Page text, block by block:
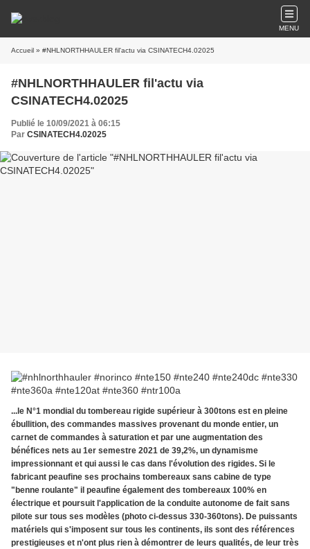
MENU
Accueil » #NHLNORTHHAULER fil'actu via CSINATECH4.02025
#NHLNORTHHAULER fil'actu via
CSINATECH4.02025
Publié le 10/09/2021 à 06:15
Par CSINATECH4.02025
...le N°1 mondial du tombereau rigide supérieur à 300tons est en pleine
ébullition, des commandes massives provenant du monde entier, un
carnet de commandes à saturation et par une augmentation des
bénéfices nets au 1er semestre 2021 de 39,2%, un dynamisme
impressionnant et qui aussi le cas dans l'évolution des rigides. Si le
fabricant peaufine ses prochains tombereaux sans cabine de type
"benne roulante" il peaufine également des tombereaux 100% en
électrique et poursuit l'application de la conduite autonome de fait sans
pilote sur tous ses modèles (photo ci-dessus 330-360tons). De puissants
matériels qui s'imposent sur tous les continents, ils sont des références
prestigieuses et n'ont plus rien à démontrer de leurs qualités, de leur très